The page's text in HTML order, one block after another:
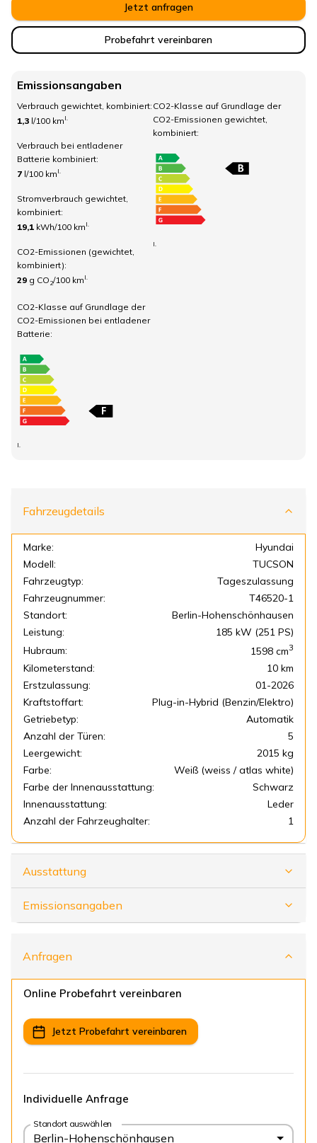
Jetzt anfragen
Probefahrt vereinbaren
Emissionsangaben
Verbrauch gewichtet, kombiniert:
1,3 l/100 km I.
Verbrauch bei entladener
Batterie kombiniert:
7 l/100 km I.
Stromverbrauch gewichtet,
kombiniert:
19,1 kWh/100 km I.
CO2-Emissionen (gewichtet,
kombiniert):
29 g CO 2/100 km I.
CO2-Klasse auf Grundlage der
CO2-Emissionen gewichtet,
kombiniert:
I.
CO2-Klasse auf Grundlage der
CO2-Emissionen bei entladener
Batterie:
I.
Fahrzeugdetails
Marke:
Hyundai
Modell:
TUCSON
Fahrzeugtyp:
Tageszulassung
Fahrzeugnummer:
T46520-1
Standort:
Berlin-Hohenschönhausen
Leistung:
185 kW (251 PS)
Hubraum:
1598 cm3
Kilometerstand:
10 km
Erstzulassung:
01-2026
Kraftstoffart:
Plug-in-Hybrid (Benzin/Elektro)
Getriebetyp:
Automatik
Anzahl der Türen:
5
Leergewicht:
2015 kg
Farbe:
Weiß (weiss / atlas white)
Farbe der Innenausstattung:
Schwarz
Innenausstattung:
Leder
Anzahl der Fahrzeughalter:
1
Ausstattung
Emissionsangaben
Anfragen
Online Probefahrt vereinbaren
Jetzt Probefahrt vereinbaren
Individuelle Anfrage
Standort auswählen
Berlin-Hohenschönhausen